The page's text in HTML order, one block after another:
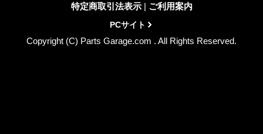
特定商取引法表示 | ご利用案内
PCサイト
Copyright (C) Parts Garage.com . All Rights Reserved.